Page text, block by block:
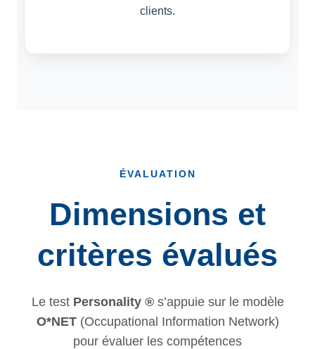
clients.
ÉVALUATION
Dimensions et
critères évalués
Le test Personality ®s’appuie sur le modèle
O*NET(Occupational Information Network)
pour évaluer les compétences